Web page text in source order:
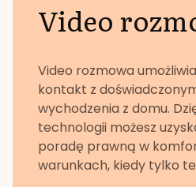
Video
Video rozmowa
kontakt z
wychodzenia z domu.
technologii możesz
poradę prawną w
warunkach, kiedy tylko